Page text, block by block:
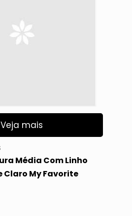
Veja mais
Média Com Linho
Claro My Favorite